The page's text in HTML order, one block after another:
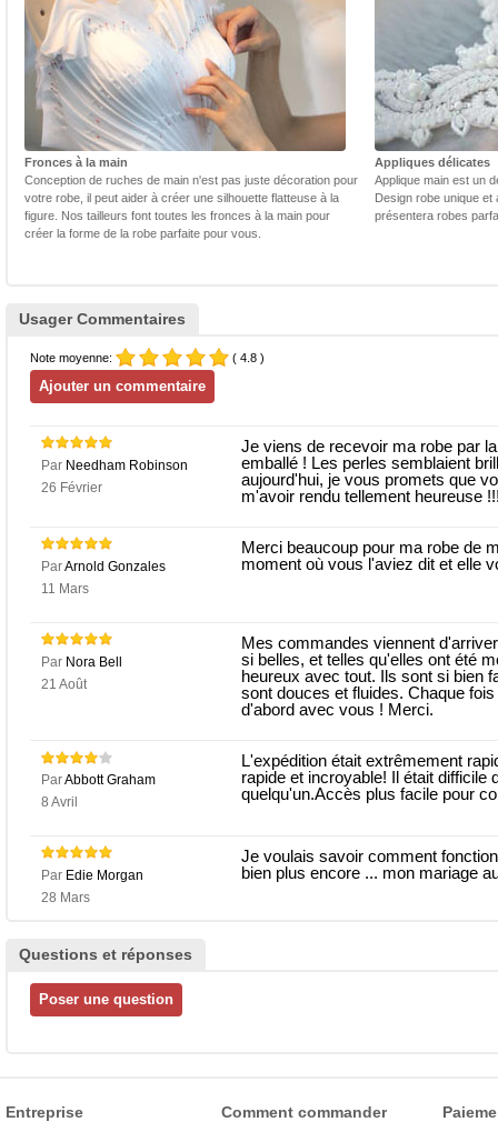
Fronces à la main
Conception de ruches de main n'est pas juste décoration pour
votre robe, il peut aider à créer une silhouette flatteuse à la
figure. Nos tailleurs font toutes les fronces à la main pour
créer la forme de la robe parfaite pour vous.
Appliques délicates
Applique main est un
Design robe unique et
présentera robes
Usager Commentaires
Note moyenne: ( 4.8 )
Par Needham Robinson
26 Février
Je viens de recevoir ma robe par
emballé ! Les perles semblaient
aujourd'hui, je vous promets que
m'avoir rendu tellement heureuse
ParArnold Gonzales
11 Mars
Merci beaucoup pour ma robe de
moment où vous l'aviez dit et elle
Par Nora Bell
21 Août
Mes commandes viennent
si belles, et telles qu'elles ont été
heureux avec tout. Ils sont si bien
sont douces et fluides. Chaque
d'abord avec vous ! Merci.
ParAbbott Graham
8 Avril
L'expédition était extrêmement
rapide et incroyable! Il était difficile
quelqu'un.Accès plus facile pour
Par Edie Morgan
28 Mars
Je voulais savoir comment
bien plus encore ... mon mariage
Questions et réponses
Entreprise Comment commander